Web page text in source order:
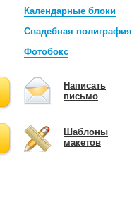
Календарные блоки
Свадебная полиграфия
Фотобокс
Написать
письмо
Шаблоны
макетов